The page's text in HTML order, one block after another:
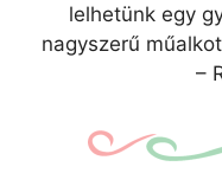
lelhetünk egy
nagyszerű
–